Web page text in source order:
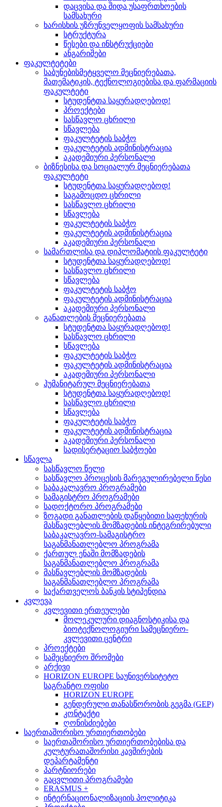
დაცვისა და შიდა უსაფრთხოების
სამსახური
ხარისხის უზრუნველყოფის სამსახური
სტრუქტურა
წესები და ინსტრუქციები
ანგარიშები
ფაკულტეტები
საბუნებისმეტყველო მეცნიერებათა,
მათემატიკის, ტექნოლოგიებისა და ფარმაციის
ფაკულტეტი
სტუდენტთა საყურადღებოდ!
პროექტები
სასწავლო ცხრილი
სწავლება
ფაკულტეტის საბჭო
ფაკულტეტის ადმინისტრაცია
აკადემიური პერსონალი
ბიზნესისა და სოციალურ მეცნიერებათა
ფაკულტეტი
სტუდენტთა საყურადღებოდ!
საგამოცდო ცხრილი
სასწავლო ცხრილი
სწავლება
ფაკულტეტის საბჭო
ფაკულტეტის ადმინისტრაცია
აკადემიური პერსონალი
სამართლისა და დიპლომატიის ფაკულტეტი
სტუდენტთა საყურადღებოდ!
სასწავლო ცხრილი
სწავლება
ფაკულტეტის საბჭო
ფაკულტეტის ადმინისტრაცია
აკადემიური პერსონალი
განათლების მეცნიერებათა
სტუდენტთა საყურადღებოდ!
სასწავლო ცხრილი
სწავლება
ფაკულტეტის საბჭო
ფაკულტეტის ადმინისტრაცია
აკადემიური პერსონალი
ჰუმანიტარულ მეცნიერებათა
სტუდენტთა საყურადღებოდ!
სასწავლო ცხრილი
სწავლება
ფაკულტეტის საბჭო
ფაკულტეტის ადმინისტრაცია
აკადემიური პერსონალი
სადისერტაციო საბჭოები
სწავლა
სასწავლო წელი
სასწავლო პროცესის მარეგულირებელი წესი
საბაკალავრო პროგრამები
სამაგისტრო პროგრამები
სადოქტორო პროგრამები
ზოგადი განათლების დაწყებითი საფეხურის
მასწავლებლის მომზადების ინტეგრირებული
საბაკალავრო-სამაგისტრო
საგანმანათლებლო პროგრამა
ქართულ ენაში მომზადების
საგანმანათლებლო პროგრამა
მასწავლებლის მომზადების
საგანმანათლებლო პროგრამა
საქართველოს ბანკის სტიპენდია
კვლევა
კვლევითი ერთეულები
მოლეკულური დიაგნოსტიკისა და
ბიოტექნოლოგიური სამეცნიერო-
კვლევითი ცენტრი
პროექტები
სამეცნიერო შრომები
არქივი
HORIZON EUROPE საუნივერსიტეტო
საგრანტო ოფისი
HORIZON EUROPE
გენდერული თანასწორობის გეგმა (GEP)
კონტაქტი
ღონისძიებები
საერთაშორისო ურთიერთობები
საერთაშორისო ურთიერთობებისა და
კულტურათაშორისი კავშირების
დეპარტამენტი
პარტნიორები
გაცვლითი პროგრამები
ERASMUS +
ინტერნაციონალიზაციის პოლიტიკა